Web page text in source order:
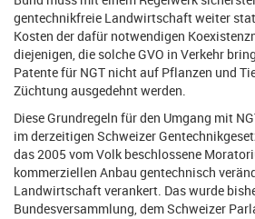
gentechnikfreie Landwirtschaft weiter
Kosten der dafür notwendigen
diejenigen, die solche GVO in Verkehr
Patente für NGT nicht auf Pflanzen und
Züchtung ausgedehnt werden.
Diese Grundregeln für den Umgang mit
im derzeitigen Schweizer
das 2005 vom Volk beschlossene
kommerziellen Anbau gentechnisch
Landwirtschaft verankert. Das wurde
Bundesversammlung, dem Schweizer